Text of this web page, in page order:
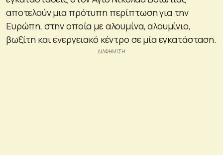
αποτελούν μια πρότυπη περίπτωση για την
Ευρώπη, στην οποία με αλουμίνα, αλουμίνιο,
βωξίτη και ενεργειακό κέντρο σε μία εγκατάσταση.